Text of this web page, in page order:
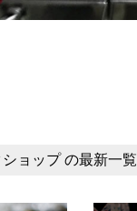
ョップ の最新一覧